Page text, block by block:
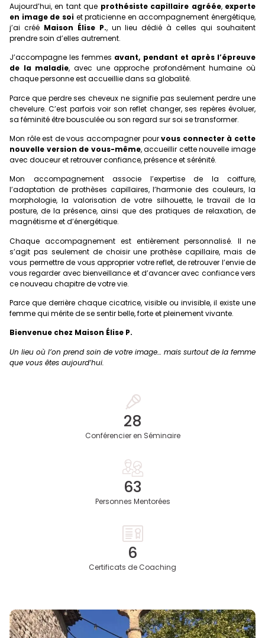
Aujourd’hui, en tant que prothésiste capillaire agréée, experte
en image de soiet praticienne en accompagnement énergétique,
j’ai créé Maison Élise P., un lieu dédié à celles qui souhaitent
prendre soin d’elles autrement.
J’accompagne les femmes avant, pendant et après l’épreuve
de la maladie, avec une approche profondément humaine où
chaque personne est accueillie dans sa globalité.
Parce que perdre ses cheveux ne signifie pas seulement perdre une
chevelure. C’est parfois voir son reflet changer, ses repères évoluer,
sa féminité être bousculée ou son regard sur soi se transformer.
Mon rôle est de vous accompagner pourvous connecter à cette
nouvelle version de vous-même, accueillir cette nouvelle image
avec douceur et retrouver confiance, présence et sérénité.
Mon accompagnement associe l’expertise de la coiffure,
l’adaptation de prothèses capillaires, l’harmonie des couleurs, la
morphologie, la valorisation de votre silhouette, le travail de la
posture, de la présence, ainsi que des pratiques de relaxation, de
magnétisme et d’énergétique.
Chaque accompagnement est entièrement personnalisé. Il ne
s’agit pas seulement de choisir une prothèse capillaire, mais de
vous permettre de vous approprier votre reflet, de retrouver l’envie de
vous regarder avec bienveillance et d’avancer avec confiance vers
ce nouveau chapitre de votre vie.
Parce que derrière chaque cicatrice, visible ou invisible, il existe une
femme qui mérite de se sentir belle, forte et pleinement vivante.
Bienvenue chez Maison Élise P.
Un lieu où l’on prend soin de votre image… mais surtout de la femme
que vous êtes aujourd’hui.
33
Conférencier en Séminaire
73
Personnes Mentorées
7
Certificats de Coaching